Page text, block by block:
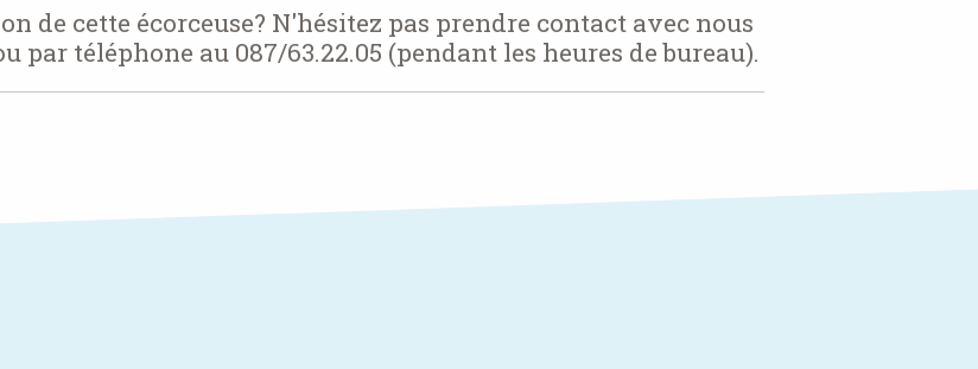
de cette écorceuse? N'hésitez pas prendre contact avec nous
par téléphone au 087/63.22.05 (pendant les heures de bureau).